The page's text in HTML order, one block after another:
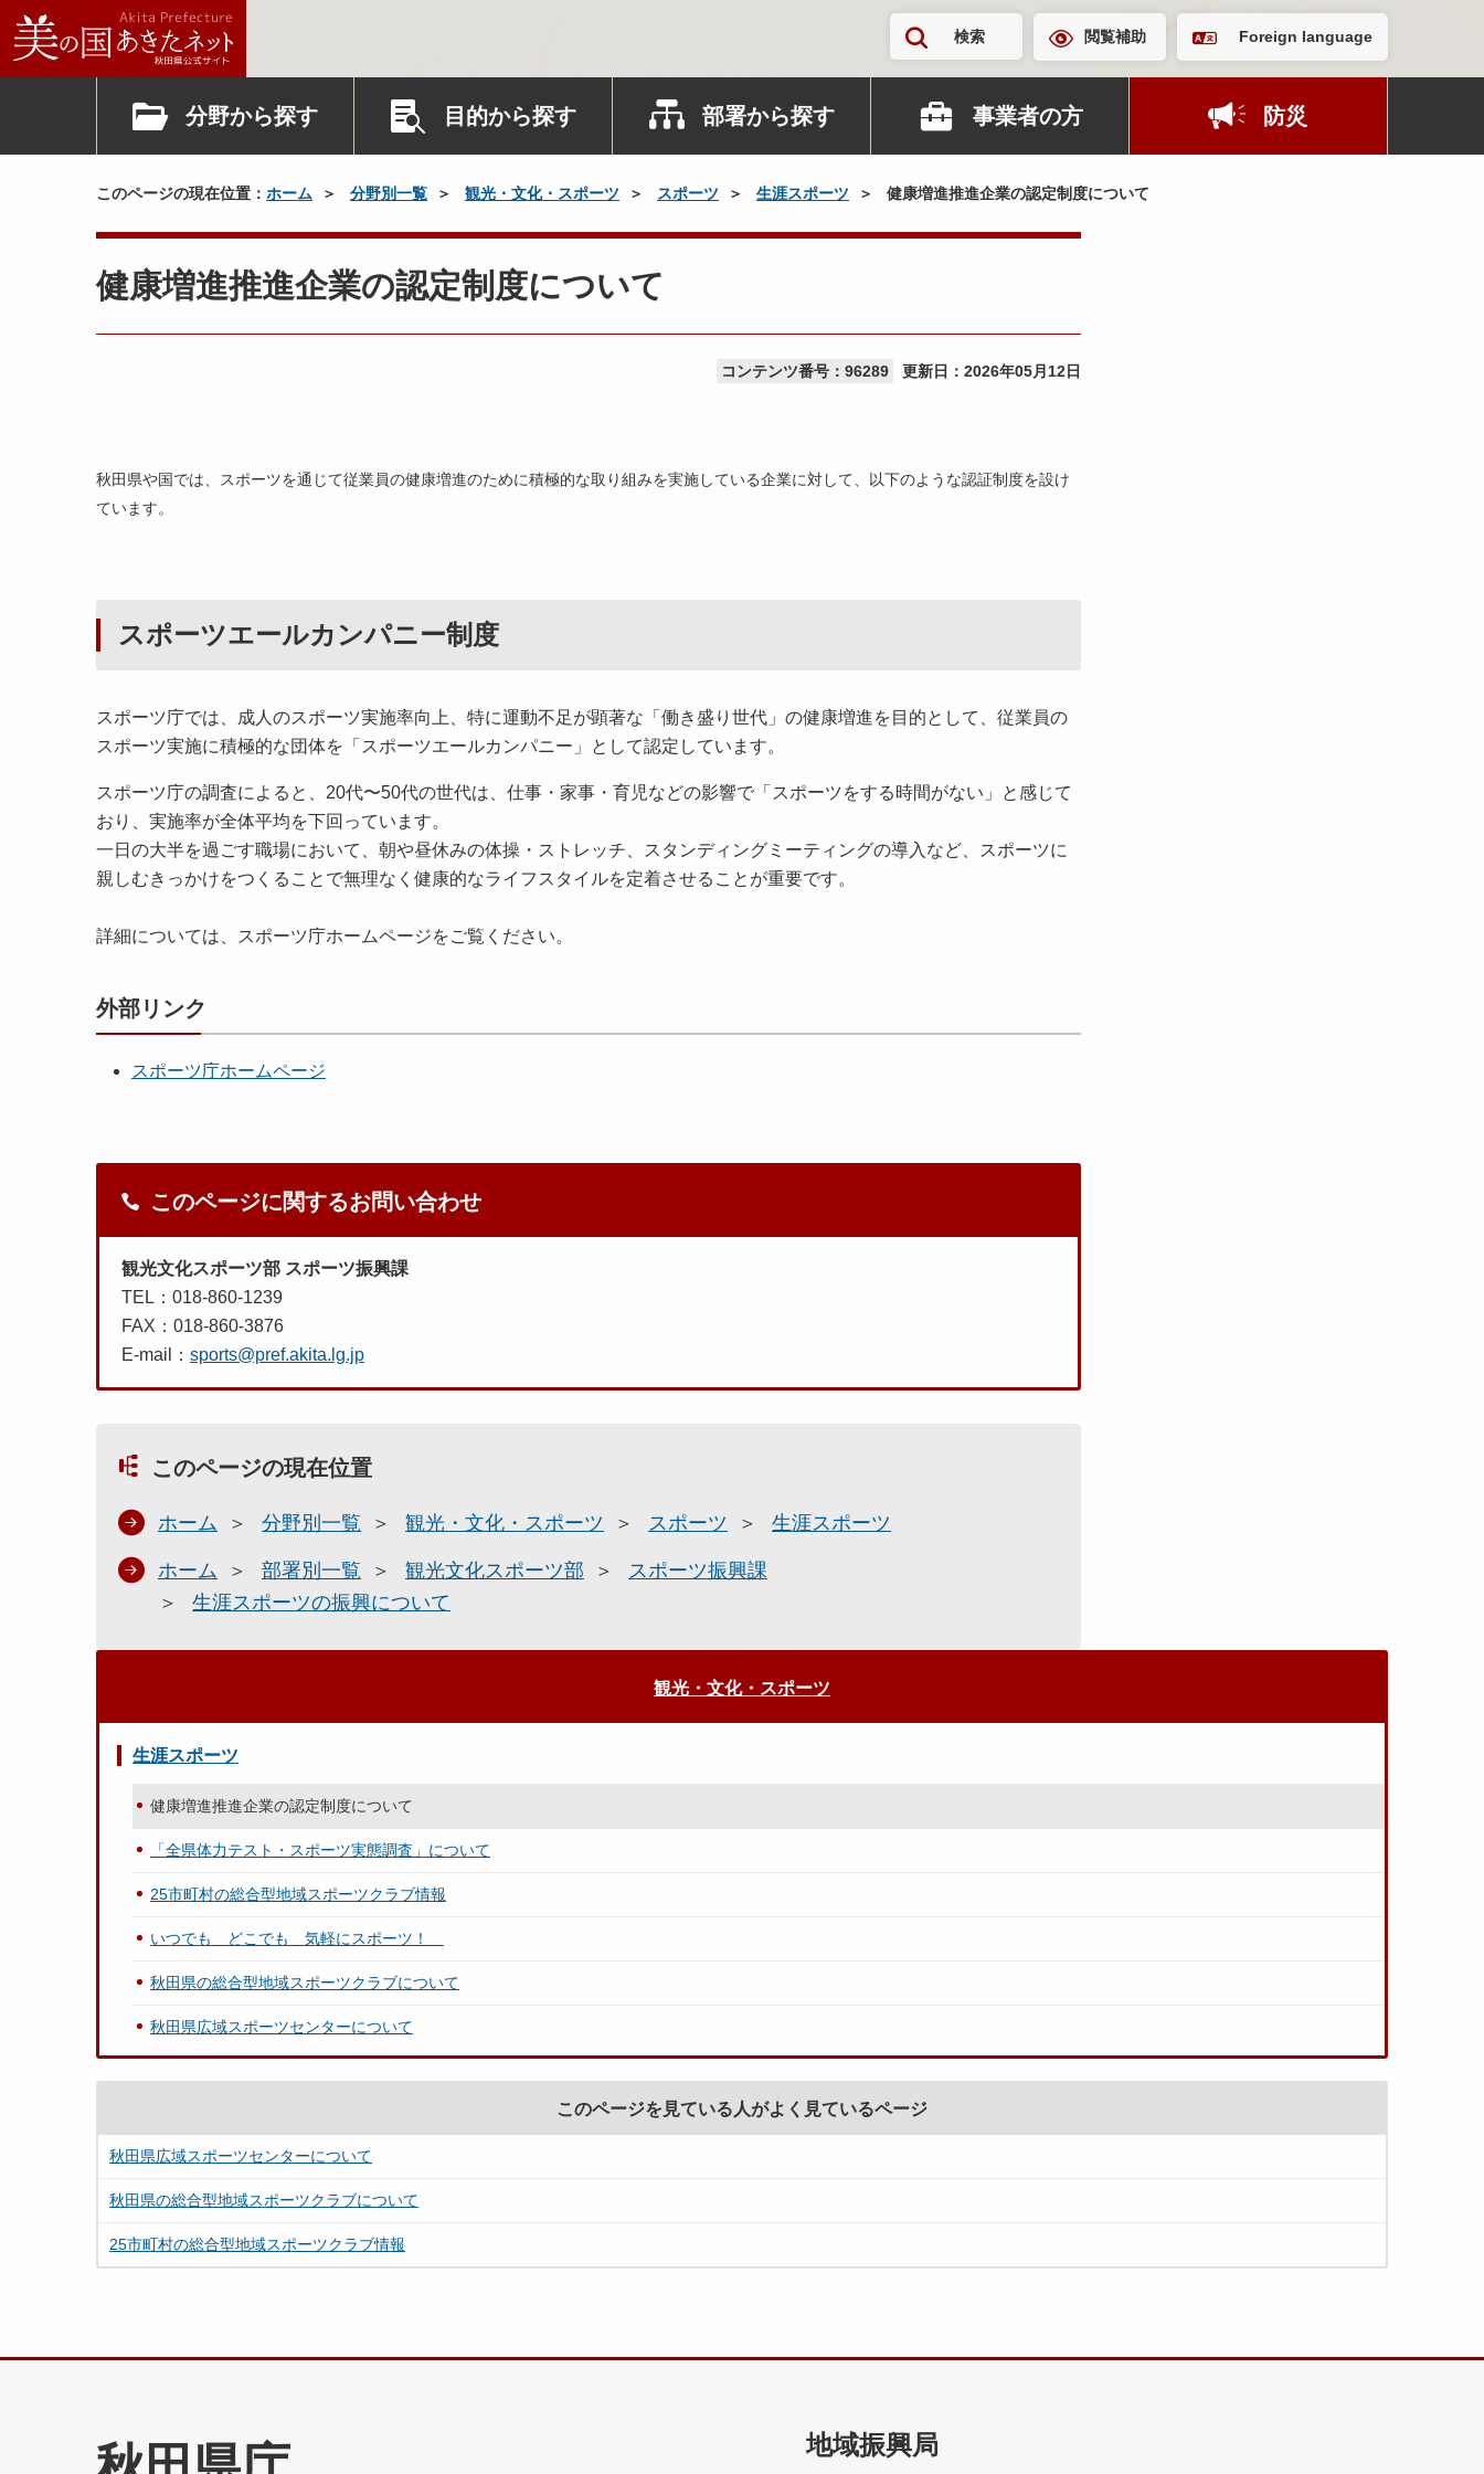
検索 閲覧補助 Foreign language
分野から探す 目的から探す 部署から探す 事業者の方 防災
このページの現在位置： ホーム 分野別一覧 観光・文化・スポーツ スポーツ 生涯スポーツ 健康増進推進企業の認定制度について
健康増進推進企業の認定制度について
コンテンツ番号：96289 更新日： 2026年05月12日
秋田県や国では、スポーツを通じて従業員の健康増進のために積極的な取り組みを実施している企業に対して、以下のような認証制度を設け
ています。
スポーツエールカンパニー制度
スポーツ庁では、成人のスポーツ実施率向上、特に運動不足が顕著な「働き盛り世代」の健康増進を目的として、従業員の
スポーツ実施に積極的な団体を「スポーツエールカンパニー」として認定しています。
スポーツ庁の調査によると、20代〜50代の世代は、仕事・家事・育児などの影響で「スポーツをする時間がない」と感じて
おり、実施率が全体平均を下回っています。
一日の大半を過ごす職場において、朝や昼休みの体操・ストレッチ、スタンディングミーティングの導入など、スポーツに
親しむきっかけをつくることで無理なく健康的なライフスタイルを定着させることが重要です。
詳細については、スポーツ庁ホームページをご覧ください。
外部リンク
スポーツ庁ホームページ
このページに関するお問い合わせ
観光文化スポーツ部 スポーツ振興課
TEL：018-860-1239
FAX：018-860-3876
E-mail： sports@pref.akita.lg.jp
このページの現在位置
ホーム 分野別一覧 観光・文化・スポーツ スポーツ 生涯スポーツ
ホーム 部署別一覧 観光文化スポーツ部
スポーツ振興課
生涯スポーツの振興について
観光・文化・スポーツ
生涯スポーツ
健康増進推進企業の認定制度について
「全県体力テスト・スポーツ実態調査」について
25市町村の総合型地域スポーツクラブ情報
いつでも どこでも 気軽にスポーツ！
秋田県の総合型地域スポーツクラブについて
秋田県広域スポーツセンターについて
このページを見ている人がよく見ているページ
秋田県広域スポーツセンターについて
秋田県の総合型地域スポーツクラブについて
25市町村の総合型地域スポーツクラブ情報
地域振興局